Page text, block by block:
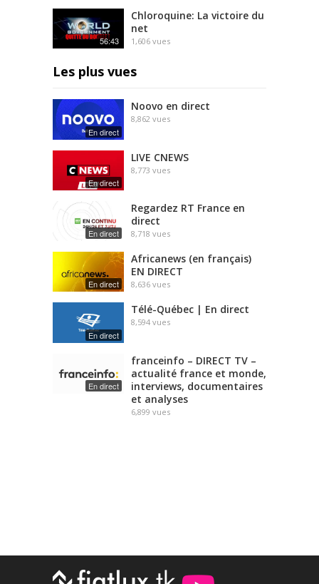
56:43
Chloroquine: La victoire du
net
1,606 vues
Les plus vues
En direct
Noovo en direct
8,862 vues
En direct
LIVE CNEWS
8,773 vues
En direct
Regardez RT France en
direct
8,718 vues
En direct
Africanews (en français)
EN DIRECT
8,636 vues
En direct
Télé-Québec | En direct
8,594 vues
En direct
franceinfo – DIRECT TV –
actualité france et monde,
interviews, documentaires
et analyses
6,899 vues